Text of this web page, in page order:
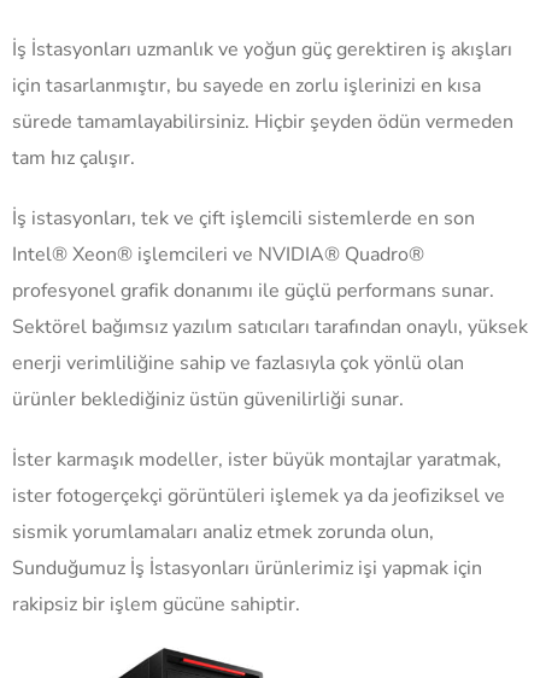
İş İstasyonları uzmanlık ve yoğun güç gerektiren iş akışları
için tasarlanmıştır, bu sayede en zorlu işlerinizi en kısa
sürede tamamlayabilirsiniz. Hiçbir şeyden ödün vermeden
tam hız çalışır.
İş istasyonları, tek ve çift işlemcili sistemlerde en son
Intel® Xeon® işlemcileri ve NVIDIA® Quadro®
profesyonel grafik donanımı ile güçlü performans sunar.
Sektörel bağımsız yazılım satıcıları tarafından onaylı, yüksek
enerji verimliliğine sahip ve fazlasıyla çok yönlü olan
ürünler beklediğiniz üstün güvenilirliği sunar.
İster karmaşık modeller, ister büyük montajlar yaratmak,
ister fotogerçekçi görüntüleri işlemek ya da jeofiziksel ve
sismik yorumlamaları analiz etmek zorunda olun,
Sunduğumuz İş İstasyonları ürünlerimiz işi yapmak için
rakipsiz bir işlem gücüne sahiptir.